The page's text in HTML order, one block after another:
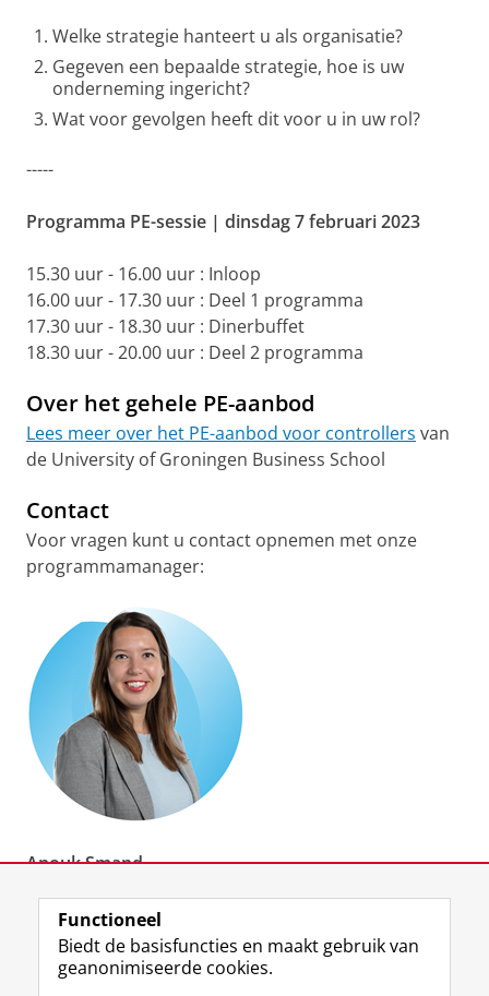
Welke strategie hanteert u als organisatie?
Gegeven een bepaalde strategie, hoe is uw
onderneming ingericht?
Wat voor gevolgen heeft dit voor u in uw rol?
-----
Programma PE-sessie | dinsdag 7 februari 2023
15.30 uur - 16.00 uur : Inloop
16.00 uur - 17.30 uur : Deel 1 programma
17.30 uur - 18.30 uur : Dinerbuffet
18.30 uur - 20.00 uur : Deel 2 programma
Over het gehele PE-aanbod
Lees meer over het PE-aanbod voor controllers van
de University of Groningen Business School
Contact
Voor vragen kunt u contact opnemen met onze
programmamanager:
Anouk Smand
M: (+31) 06 11 46 01 54
a.smand@rug.nl
Functioneel
Biedt de basisfuncties en maakt gebruik van
geanonimiseerde cookies.